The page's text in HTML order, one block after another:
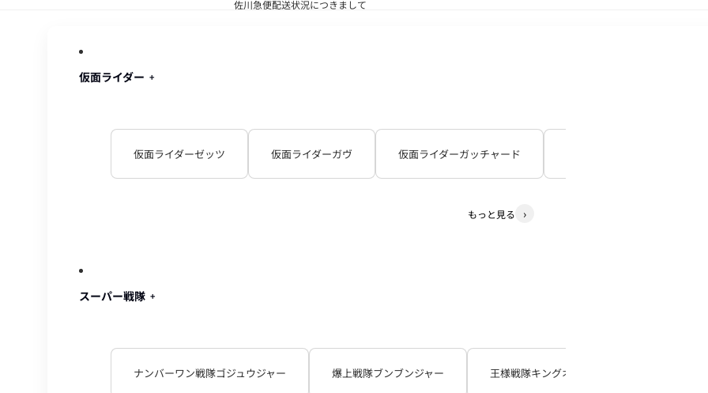
佐川急便配送状況につきまして
佐川急便配送状況につきまして
仮面ライダー
仮面ライダーゼッツ 仮面ライダーガヴ 仮面ライダーガッチャード
もっと見る
スーパー戦隊
ナンバーワン戦隊ゴジュウジャー 爆上戦隊ブンブンジャー 王様戦隊キングオージャー